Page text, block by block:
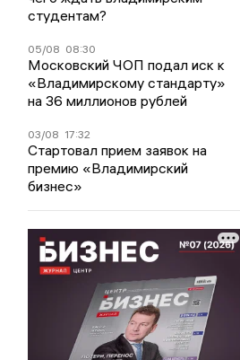
студентам?
05/08 08:30
Московский ЧОП подал иск к
«Владимирскому стандарту»
на 36 миллионов рублей
03/08 17:32
Стартовал прием заявок на
премию «Владимирский
бизнес»